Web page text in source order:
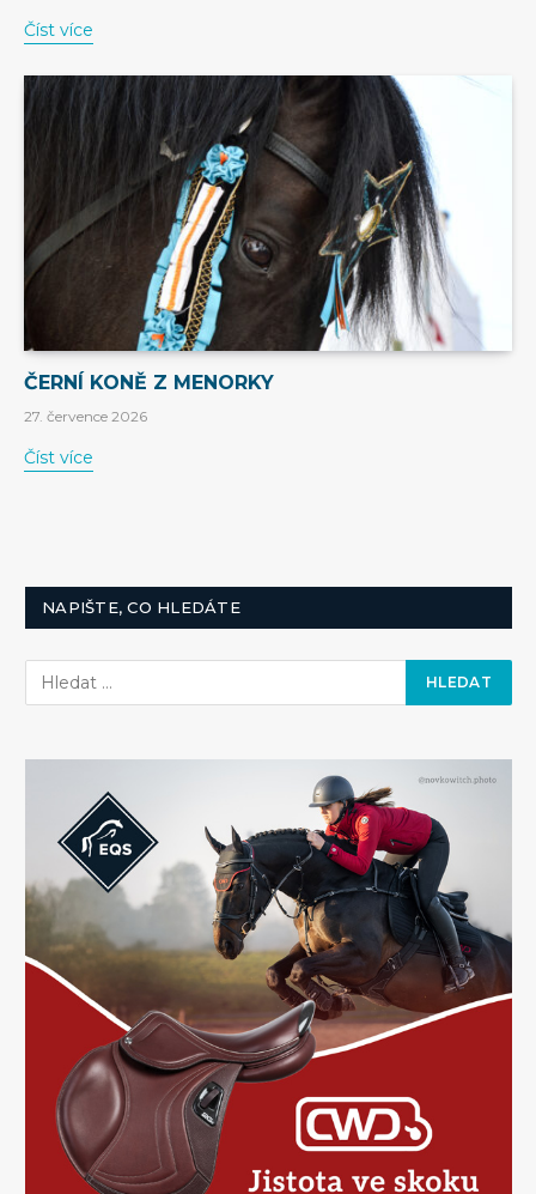
Číst více
ČERNÍ KONĚ Z MENORKY
27. července 2026
Číst více
NAPIŠTE, CO HLEDÁTE